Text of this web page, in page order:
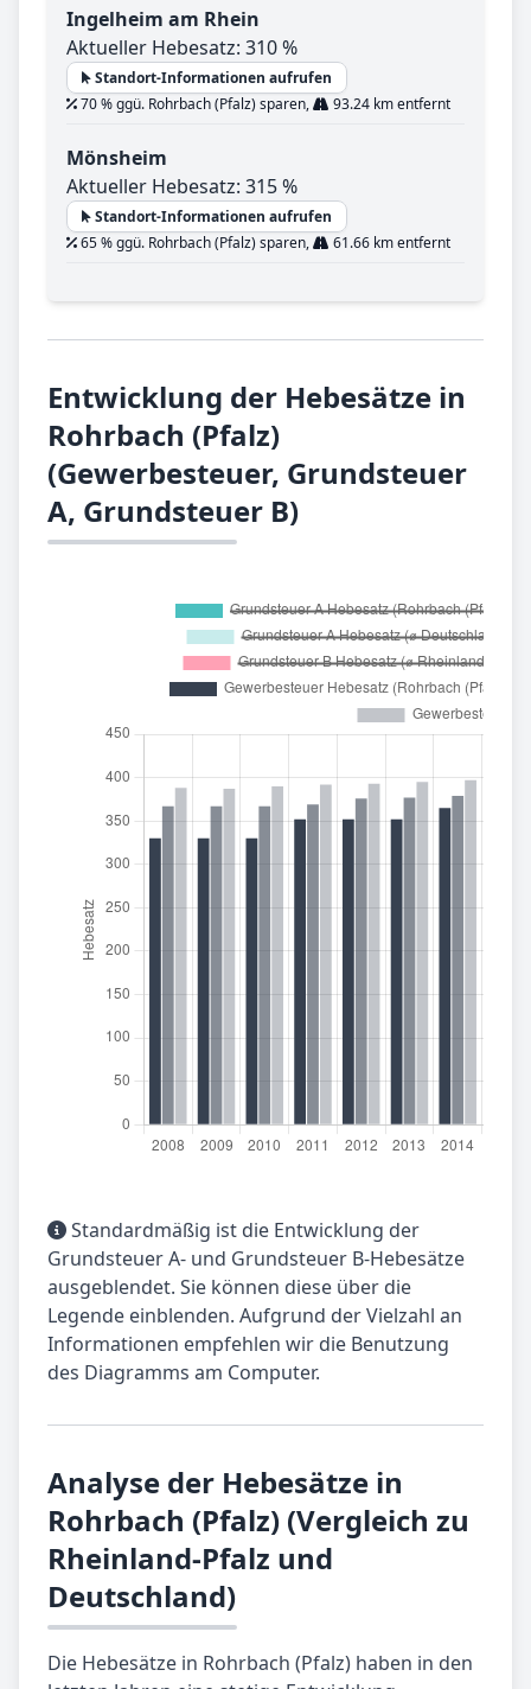
Ingelheim am Rhein
Aktueller Hebesatz: 310 %
Standort-Informationen aufrufen
70 % ggü. Rohrbach (Pfalz) sparen,
93.24 km entfernt
Mönsheim
Aktueller Hebesatz: 315 %
Standort-Informationen aufrufen
65 % ggü. Rohrbach (Pfalz) sparen,
61.66 km entfernt
Entwicklung der Hebesätze in
Rohrbach (Pfalz)
(Gewerbesteuer, Grundsteuer
A, Grundsteuer B)
Standardmäßig ist die Entwicklung der
Grundsteuer A- und Grundsteuer B-Hebesätze
ausgeblendet. Sie können diese über die
Legende einblenden. Aufgrund der Vielzahl an
Informationen empfehlen wir die Benutzung
des Diagramms am Computer.
Analyse der Hebesätze in
Rohrbach (Pfalz) (Vergleich zu
Rheinland-Pfalz und
Deutschland)
Die Hebesätze in Rohrbach (Pfalz) haben in den